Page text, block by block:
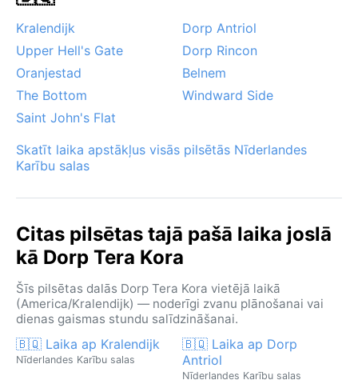
Kralendijk
Dorp Antriol
Upper Hell's Gate
Dorp Rincon
Oranjestad
Belnem
The Bottom
Windward Side
Saint John's Flat
Skatīt laika apstākļus visās pilsētās Nīderlandes
Karību salas
Citas pilsētas tajā pašā laika joslā
kā Dorp Tera Kora
Šīs pilsētas dalās Dorp Tera Kora vietējā laikā
(America/Kralendijk) — noderīgi zvanu plānošanai vai
dienas gaismas stundu salīdzināšanai.
🇧🇶 Laika ap Kralendijk
Nīderlandes Karību salas
🇧🇶 Laika ap Dorp
Antriol
Nīderlandes Karību salas